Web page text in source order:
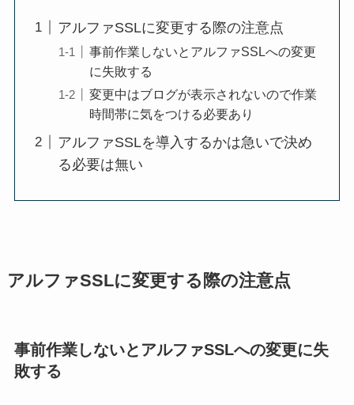
アルファSSLに変更する際の注意点
事前作業しないとアルファSSLへの変更
に失敗する
変更中はブログが表示されないので作業
時間帯に気をつける必要あり
アルファSSLを導入するかは急いで決め
る必要は無い
アルファSSLに変更する際の注意点
事前作業しないとアルファSSLへの変更に失
敗する